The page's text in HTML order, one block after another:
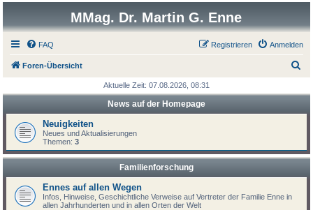
MMag. Dr. Martin G. Enne
FAQ Anmelden
Registrieren
Foren-Übersicht
c
h
Aktuelle Zeit: 07.08.2026, 08:31
News auf der Homepage
Neuigkeiten
Neues und Aktualisierungen
Themen:3
Familienforschung
Ennes auf allen Wegen
Infos, Hinweise, Geschichtliche Verweise auf Vertreter der Familie Enne in
allen Jahrhunderten und in allen Orten der Welt